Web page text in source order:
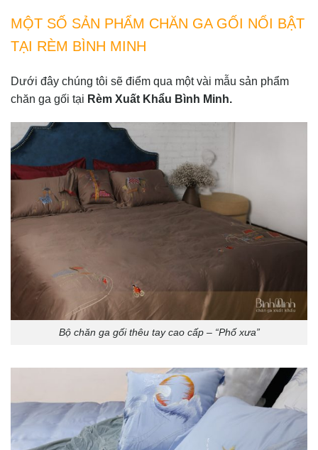
MỘT SỐ SẢN PHẨM CHĂN GA GỐI NỔI BẬT
TẠI RÈM BÌNH MINH
Dưới đây chúng tôi sẽ điểm qua một vài mẫu sản phẩm
chăn ga gối tại Rèm Xuất Khẩu Bình Minh.
Bộ chăn ga gối thêu tay cao cấp – “Phố xưa”